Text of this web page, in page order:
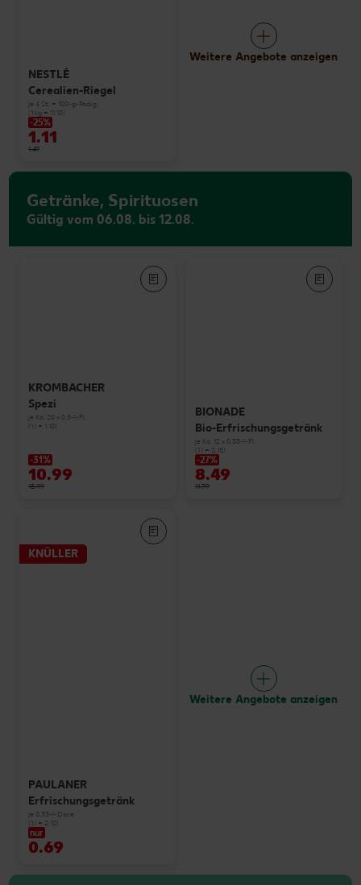
NESTLÉ
Cerealien-Riegel
je 4 St. = 100-g-Packg.
(1 kg = 11.10)
-25%
1.11
1.49
Weitere Angebote anzeigen
Getränke, Spirituosen
Gültig vom 06.08. bis 12.08.
KROMBACHER
Spezi
je Ka. 20 x 0,5-l-Fl.
(1 l = 1.10)
-31%
10.99
15.99
BIONADE
Bio-Erfrischungsgetränk
je Ka. 12 x 0,33-l-Fl.
(1 l = 2.15)
-27%
8.49
11.79
KNÜLLER
PAULANER
Erfrischungsgetränk
je 0,33-l-Dose
(1 l = 2.10)
nur
0.69
Weitere Angebote anzeigen